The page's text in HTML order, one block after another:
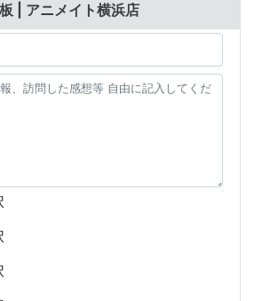
| アニメイト横浜店